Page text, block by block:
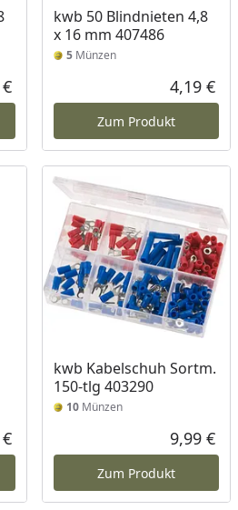
Aktueller Preis
kwb 50 Blindnieten 4,8
x 16 mm 407486
5Münzen
4,19 €
Zum Produkt
Aktueller Preis
kwb Kabelschuh Sortm.
150-tlg 403290
10Münzen
9,99 €
Zum Produkt